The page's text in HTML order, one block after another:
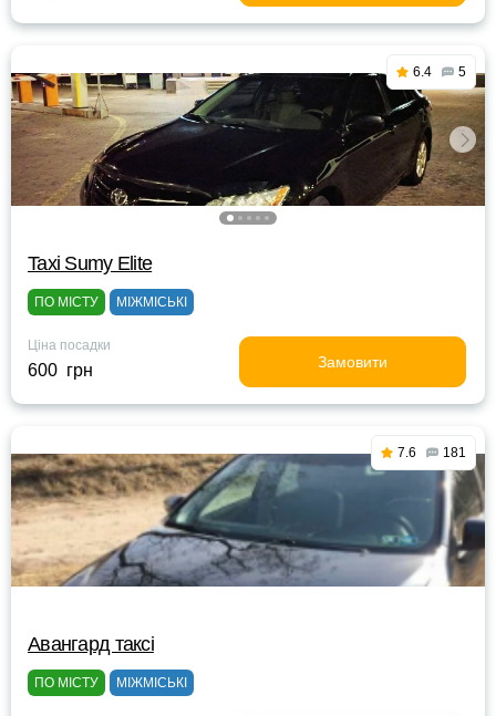
6.4 5
Taxi Sumy Elite
ПО МІСТУ МІЖМІСЬКІ
Ціна посадки
600 грн Замовити
7.6 181
Авангард таксі
ПО МІСТУ МІЖМІСЬКІ